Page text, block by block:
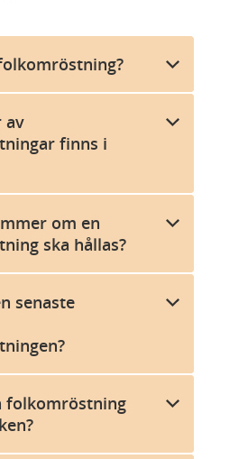
av
finns i
om en
ska hållas?
senaste
folkomröstning